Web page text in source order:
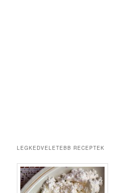
LEGKEDVELETEBB RECEPTEK